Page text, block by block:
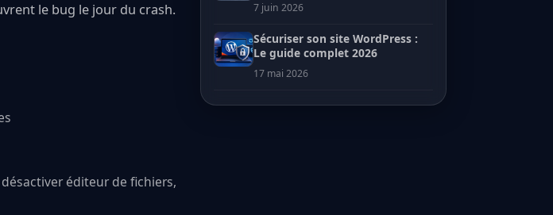
le bug le jour du crash.
éditeur de fichiers,
7 juin 2026
Sécuriser son site WordPress :
Le guide complet 2026
17 mai 2026